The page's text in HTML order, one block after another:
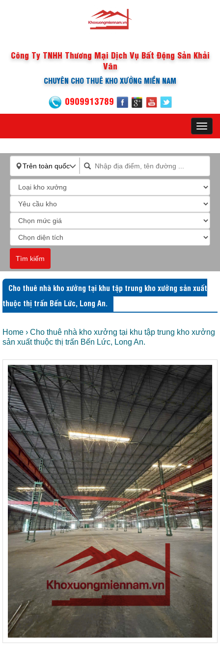
Công Ty TNHH Thương Mại Dịch Vụ Bất Động Sản Khải
Vân
CHUYÊN CHO THUÊ KHO XƯỞNG MIỀN NAM
0909913789
Trên toàn quốc
Tìm kiếm
Cho thuê nhà kho xưởng tại khu tập trung kho xưởng sản xuất
thuộc thị trấn Bến Lức, Long An.
Home › Cho thuê nhà kho xưởng tại khu tập trung kho xưởng
sản xuất thuộc thị trấn Bến Lức, Long An.